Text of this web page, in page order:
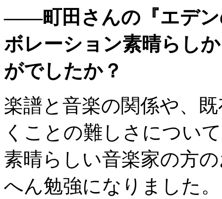
——町田さんの『エデン
ボレーション素晴らし
がでしたか？
楽譜と音楽の関係や、
くことの難しさについ
素晴らしい音楽家の方
へん勉強になりました